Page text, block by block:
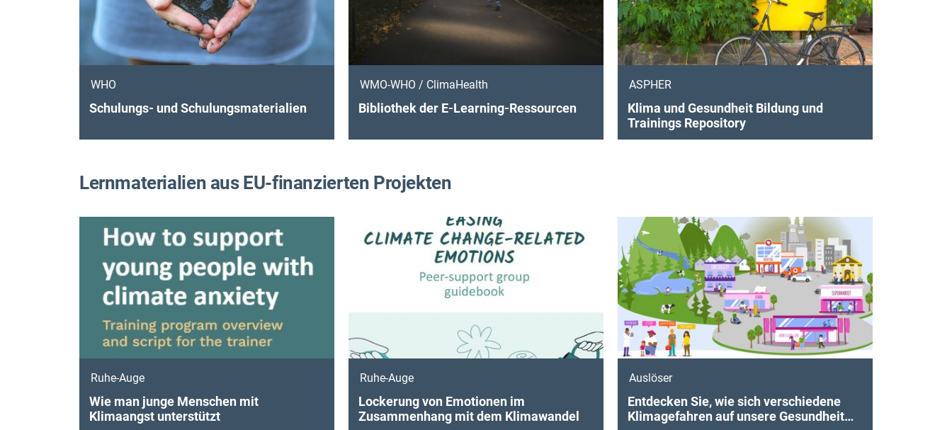
WHO
Schulungs- und Schulungsmaterialien
WMO-WHO / ClimaHealth
Bibliothek der E-Learning-Ressourcen
ASPHER
Klima und Gesundheit Bildung und
Trainings Repository
Lernmaterialien aus EU-finanzierten Projekten
Ruhe-Auge
Wie man junge Menschen mit
Klimaangst unterstützt
Ruhe-Auge
Lockerung von Emotionen im
Zusammenhang mit dem Klimawandel
Auslöser
Entdecken Sie, wie sich verschiedene
Klimagefahren auf unsere Gesundheit